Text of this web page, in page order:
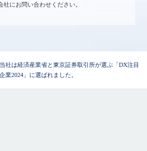
にお問い合わせください。
当社は経済産業省と東京証券取引所が選ぶ「DX注目
企業2024」に選ばれました。